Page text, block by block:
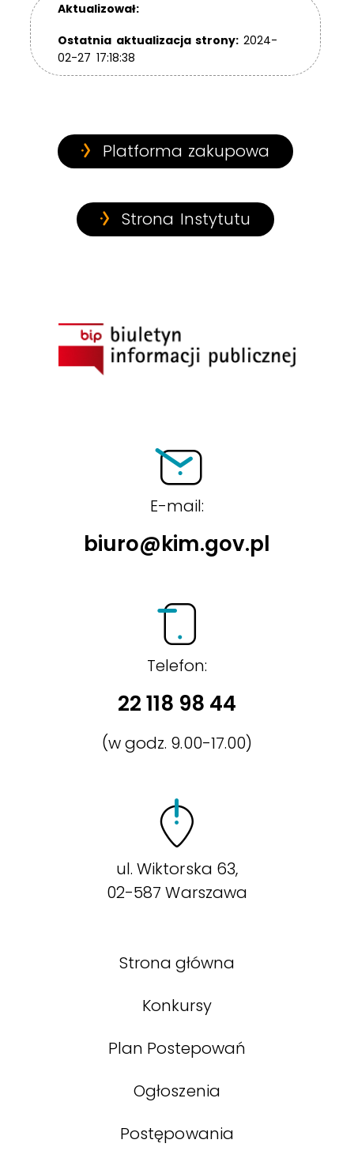
Aktualizował:
Ostatnia aktualizacja strony: 2024-
02-27 17:18:38
Platforma zakupowa
Strona Instytutu
E-mail:
biuro@kim.gov.pl
Telefon:
22 118 98 44
(w godz. 9.00-17.00)
ul. Wiktorska 63,
02-587 Warszawa
Strona główna
Konkursy
Plan Postepowań
Ogłoszenia
Postępowania